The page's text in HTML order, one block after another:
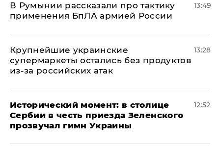
В Румынии рассказали про тактику
применения БпЛА армией России
13:49
Крупнейшие украинские
супермаркеты остались без продуктов
из-за российских атак
13:28
Исторический момент: в столице
Сербии в честь приезда Зеленского
прозвучал гимн Украины
12:52